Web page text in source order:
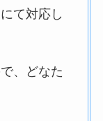
て対応し
、どなた